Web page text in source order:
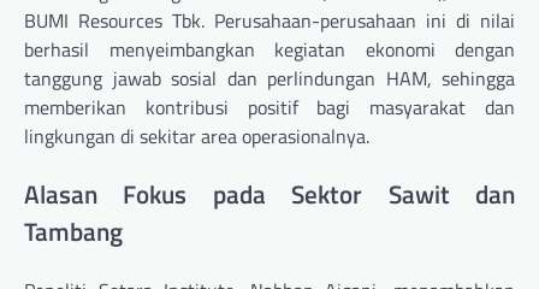
BUMI Resources Tbk. Perusahaan-perusahaan ini di nilai
berhasil menyeimbangkan kegiatan ekonomi dengan
tanggung jawab sosial dan perlindungan HAM, sehingga
memberikan kontribusi positif bagi masyarakat dan
lingkungan di sekitar area operasionalnya.
Alasan Fokus pada Sektor Sawit dan
Tambang